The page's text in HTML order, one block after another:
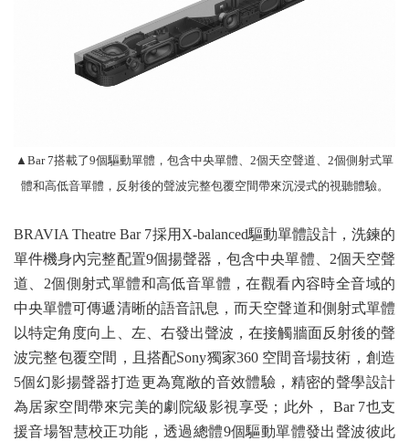
▲ Bar 7搭載了9個驅動單體，包含中央單體、2個天空聲道、2個側射式單
體和高低音單體，反射後的聲波完整包覆空間帶來沉浸式的視聽體驗。
BRAVIA Theatre Bar 7採用X-balanced驅動單體設計，洗鍊的
單件機身內完整配置9個揚聲器，包含中央單體、2個天空聲
道、2個側射式單體和高低音單體，在觀看內容時全音域的
中央單體可傳遞清晰的語音訊息，而天空聲道和側射式單體
以特定角度向上、左、右發出聲波，在接觸牆面反射後的聲
波完整包覆空間，且搭配Sony獨家360 空間音場技術，創造
5個幻影揚聲器打造更為寬敞的音效體驗，精密的聲學設計
為居家空間帶來完美的劇院級影視享受；此外， Bar 7也支
援音場智慧校正功能，透過總體9個驅動單體發出聲波彼此